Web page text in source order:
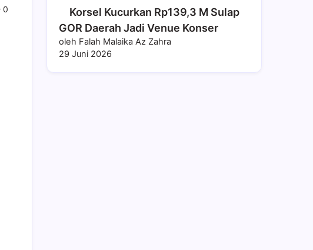
0
Korsel Kucurkan Rp139,3 M Sulap
GOR Daerah Jadi Venue Konser
oleh Falah Malaika Az Zahra
29 Juni 2026